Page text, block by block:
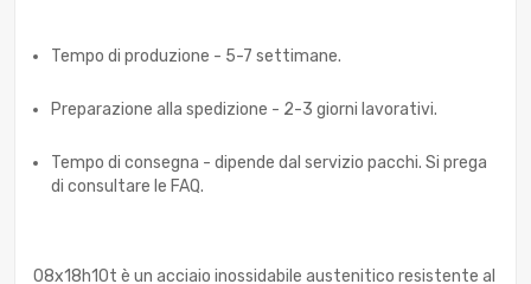
Tempo di produzione - 5-7 settimane.
Preparazione alla spedizione - 2-3 giorni lavorativi.
Tempo di consegna - dipende dal servizio pacchi. Si prega
di consultare le FAQ.
08x18h10t è un acciaio inossidabile austenitico resistente al